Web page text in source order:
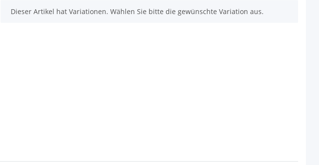
x
Dieser Artikel hat Variationen. Wählen Sie bitte die gewünschte Variation aus.